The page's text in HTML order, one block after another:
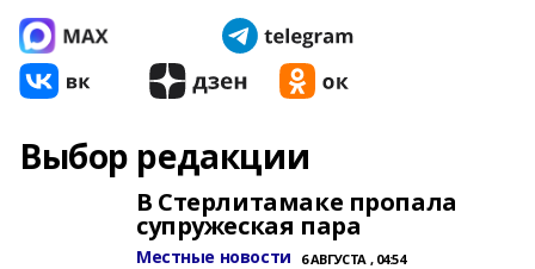
Выбор редакции
В Стерлитамаке пропала
супружеская пара
Местные новости 6 АВГУСТА , 04:54